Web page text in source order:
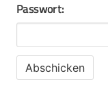
Passwort: